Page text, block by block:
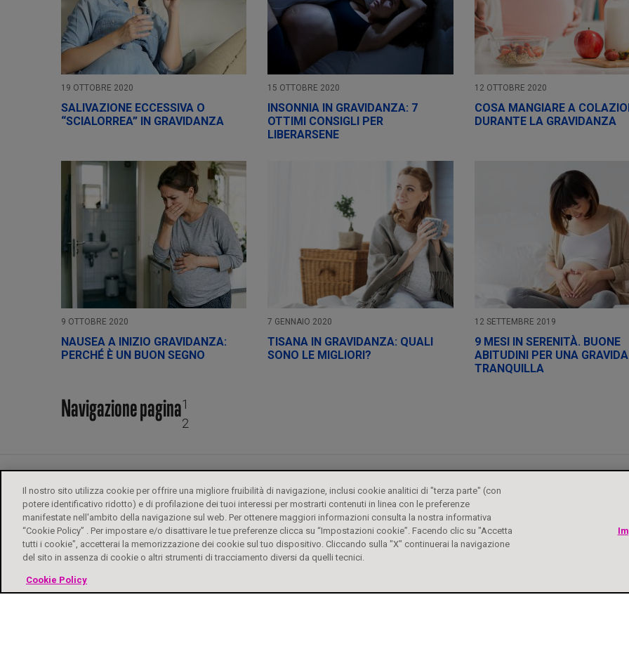
19 OTTOBRE 2020
SALIVAZIONE ECCESSIVA O
“SCIALORREA” IN GRAVIDANZA
15 OTTOBRE 2020
INSONNIA IN GRAVIDANZA: 7
OTTIMI CONSIGLI PER
LIBERARSENE
12 OTTOBRE 2020
COSA MANGIARE A
DURANTE LA GRAVIDANZA
9 OTTOBRE 2020
NAUSEA A INIZIO GRAVIDANZA:
PERCHÉ È UN BUON SEGNO
7 GENNAIO 2020
TISANA IN GRAVIDANZA: QUALI
SONO LE MIGLIORI?
12 SETTEMBRE 2019
9 MESI IN SERENITÀ. BUONE
ABITUDINI PER UNA
TRANQUILLA
Navigazione pagina1
2
Il nostro sito utilizza cookie per offrire una migliore fruibilità di navigazione, inclusi cookie analitici di "terza parte" (con
potere identificativo ridotto) e di profilazione dei tuoi interessi per mostrarti contenuti in linea con le preferenze
manifestate nell'ambito della navigazione sul web. Per ottenere maggiori informazioni consulta la nostra informativa
“Cookie Policy” . Per impostare e/o disattivare le tue preferenze clicca su “Impostazioni cookie”. Facendo clic su "Accetta
tutti i cookie", accetterai la memorizzazione dei cookie sul tuo dispositivo. Cliccando sulla "X" continuerai la navigazione
del sito in assenza di cookie o altri strumenti di tracciamento diversi da quelli tecnici.
Cookie Policy